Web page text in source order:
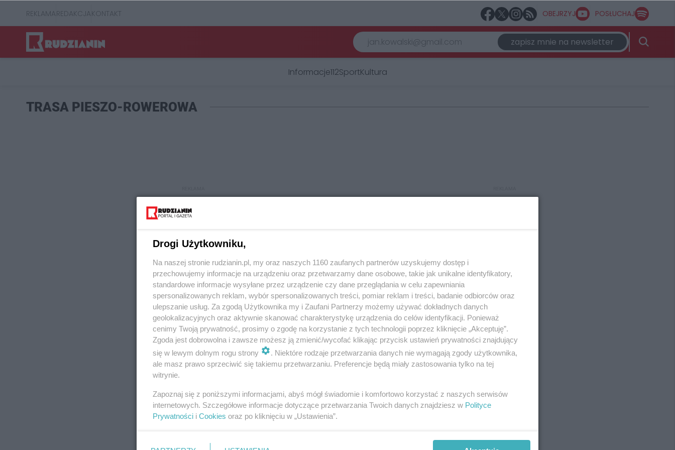
REKLAMAREDAKCJAKONTAKT OBEJRZYJ POSŁUCHAJ
zapisz mnie na newsletter
Informacje112SportKultura
TRASA PIESZO-ROWEROWA
REKLAMA REKLAMA
Drogi Użytkowniku,
Na naszej stronie rudzianin.pl, my oraz naszych 1160 zaufanych partnerów uzyskujemy dostęp i
przechowujemy informacje na urządzeniu oraz przetwarzamy dane osobowe, takie jak unikalne identyfikatory,
standardowe informacje wysyłane przez urządzenie czy dane przeglądania w celu zapewniania
spersonalizowanych reklam, wybór spersonalizowanych treści, pomiar reklam i treści, badanie odbiorców oraz
ulepszanie usług. Za zgodą Użytkownika my i Zaufani Partnerzy możemy używać dokładnych danych
geolokalizacyjnych oraz aktywnie skanować charakterystykę urządzenia do celów identyfikacji. Ponieważ
cenimy Twoją prywatność, prosimy o zgodę na korzystanie z tych technologii poprzez kliknięcie „Akceptuję”.
Zgoda jest dobrowolna i zawsze możesz ją zmienić/wycofać klikając przycisk ustawień prywatności znajdujący
się w lewym dolnym rogu strony
. Niektóre rodzaje przetwarzania danych nie wymagają zgody użytkownika,
ale masz prawo sprzeciwić się takiemu przetwarzaniu. Preferencje będą miały zastosowania tylko na tej
witrynie.
Zapoznaj się z poniższymi informacjami, abyś mógł świadomie i komfortowo korzystać z naszych serwisów
internetowych. Szczegółowe informacje dotyczące przetwarzania Twoich danych znajdziesz w Polityce
Prywatności i Cookies oraz po kliknięciu w „Ustawienia”.